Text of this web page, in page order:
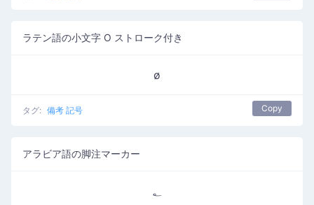
ラテン語の小文字 O ストローク付き
ø
タグ: 備考 記号 Copy
アラビア語の脚注マーカー
؂